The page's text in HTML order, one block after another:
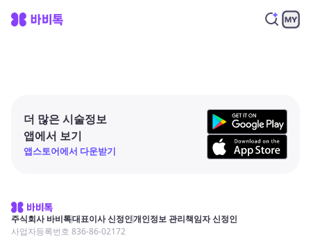
더 많은 시술정보
앱에서 보기
앱스토어에서 다운받기
주식회사 바비톡대표이사 신정인개인정보 관리책임자 신정인
사업자등록번호 836-86-02172